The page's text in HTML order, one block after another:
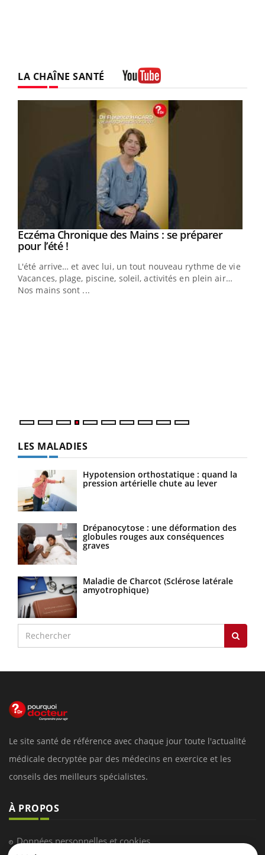
LA CHAÎNE SANTÉ
Youtube
Eczéma Chronique des Mains : se préparer
pour l’été !Youtube
L'été arrive… et avec lui, un tout nouveau rythme de vie !
Vacances, plage, piscine, soleil, activités en plein air…
Nos mains sont ...
LES MALADIES
Hypotension orthostatique : quand la
pression artérielle chute au lever
Drépanocytose : une déformation des
globules rouges aux conséquences
graves
Maladie de Charcot (Sclérose latérale
amyotrophique)
Le site santé de référence avec chaque jour toute l'actualité
médicale decryptée par des médecins en exercice et les
conseils des meilleurs spécialistes.
À PROPOS
Données personnelles et cookies